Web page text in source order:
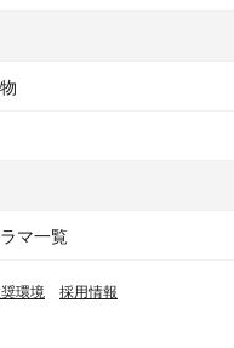
ラマ一覧
環境 採用情報